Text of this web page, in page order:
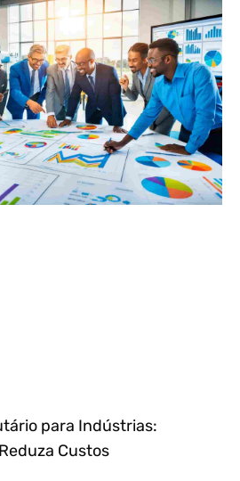
para Indústrias:
Custos